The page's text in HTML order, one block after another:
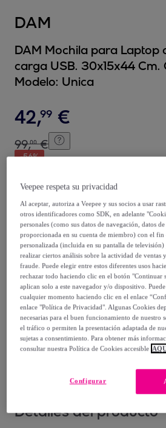
DAM
DAM Mochila para Laptop
carga USB. 30x15x44 Cm.
Modelo: Unica
42,99 €
99,00 €
-56%
Entrega
Envío gratis
Entrega: Entre el13/08y el16/08
¿Cómo funciona?
Detalles del producto
Veepee respeta su privacidad
Al aceptar, autoriza a Veepee y sus socios a usar
otros identificadores como SDK, en adelante
personales (como sus datos de navegación, datos
proporcionada en su cuenta de miembro) con el
personalizada (incluida en su pantalla de
realizar ciertos análisis sobre la actividad de ventas
fraude. Puede elegir entre estos diferentes usos
rechazar todo haciendo clic en el botón "Continuar
aplican solo a este navegador y/o dispositivo.
cualquier momento haciendo clic en el enlace
enlace "Política de Privacidad". Algunas Cookies
necesarias para el buen funcionamiento de nuestro
el tráfico o permiten la presentación adaptada de
sujetas a consentimiento. Para obtener más
consultar nuestra Política de Cookies accesible
Configurar